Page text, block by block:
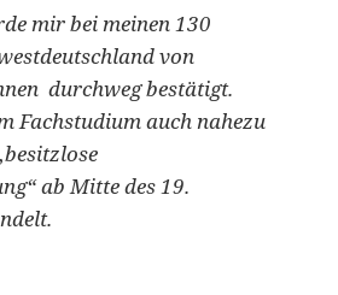
mir bei meinen 130
von
durchweg bestätigt.
Fachstudium auch nahezu
ab Mitte des 19.